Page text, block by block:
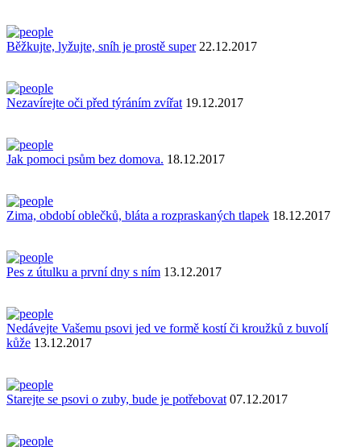
Běžkujte, lyžujte, sníh je prostě super 22.12.2017
Nezavírejte oči před týráním zvířat 19.12.2017
Jak pomoci psům bez domova. 18.12.2017
Zima, období oblečků, bláta a rozpraskaných tlapek 18.12.2017
Pes z útulku a první dny s ním 13.12.2017
Nedávejte Vašemu psovi jed ve formě kostí či kroužků z buvolí
kůže 13.12.2017
Starejte se psovi o zuby, bude je potřebovat 07.12.2017